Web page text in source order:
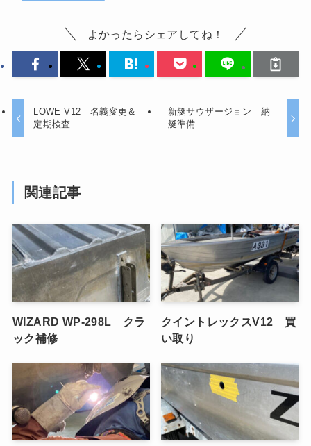
よかったらシェアしてね！
LOWE V12 名義変更＆
定期検査
新艇サウザージョン 納
艇準備
関連記事
WIZARD WP-298L クラ
ック補修
クイントレックスV12 買
い取り